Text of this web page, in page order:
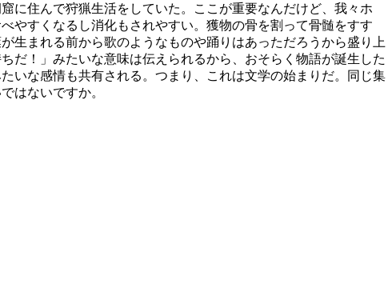
に住んで狩猟生活をしていた。ここが重要なんだけど、我々ホ
やすくなるし消化もされやすい。獲物の骨を割って骨髄をすす
生まれる前から歌のようなものや踊りはあっただろうから盛り上
だ！」みたいな意味は伝えられるから、おそらく物語が誕生した
いな感情も共有される。つまり、これは文学の始まりだ。同じ集
ではないですか。